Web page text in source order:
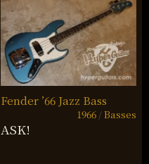
Fender ’66 Jazz Bass
1966 Basses
ASK!